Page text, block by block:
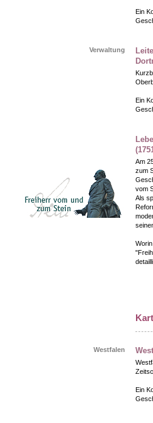
Ein
Verwaltung
Ein
Am
zum
vom
Als
Westfalen
Ein